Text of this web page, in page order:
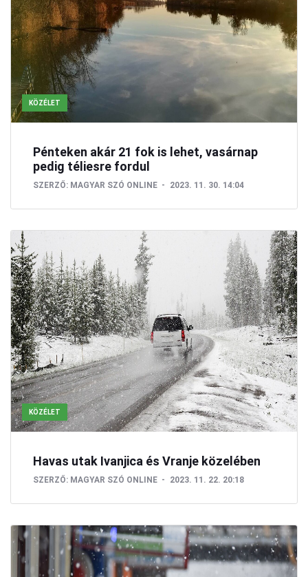
KÖZÉLET
Pénteken akár 21 fok is lehet, vasárnap
pedig téliesre fordul
SZERZŐ: MAGYAR SZÓ ONLINE 2023. 11. 30. 14:04
KÖZÉLET
Havas utak Ivanjica és Vranje közelében
SZERZŐ: MAGYAR SZÓ ONLINE 2023. 11. 22. 20:18